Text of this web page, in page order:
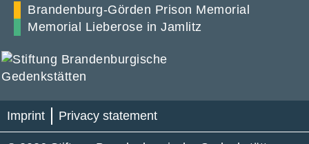
Brandenburg-Görden Prison Memorial
Memorial Lieberose in Jamlitz
Imprint Privacy statement